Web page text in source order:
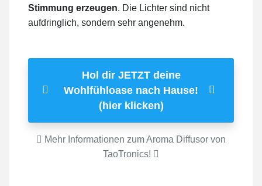
Stimmung erzeugen. Die Lichter sind nicht
aufdringlich, sondern sehr angenehm.
Hol dir JETZT deine
Wohlfühloase nach Hause!
(hier klicken)
Mehr Informationen zum Aroma Diffusor von
TaoTronics!